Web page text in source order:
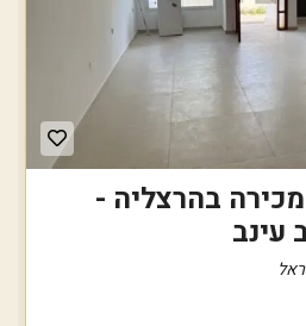
למכירה בהרצליה -
עינב